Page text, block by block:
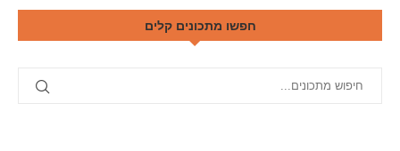
חפשו מתכונים קלים